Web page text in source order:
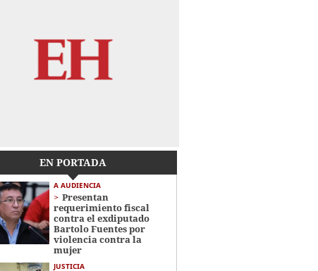
EN PORTADA
A AUDIENCIA
Presentan
requerimiento fiscal
contra el exdiputado
Bartolo Fuentes por
violencia contra la
mujer
JUSTICIA